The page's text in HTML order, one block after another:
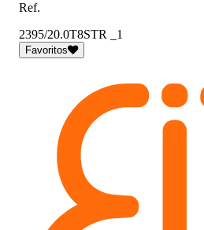
Ref.
2395/20.0T8STR _1
Favoritos